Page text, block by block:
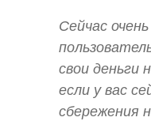
Сейчас
свои деньги
если у вас
сбережения